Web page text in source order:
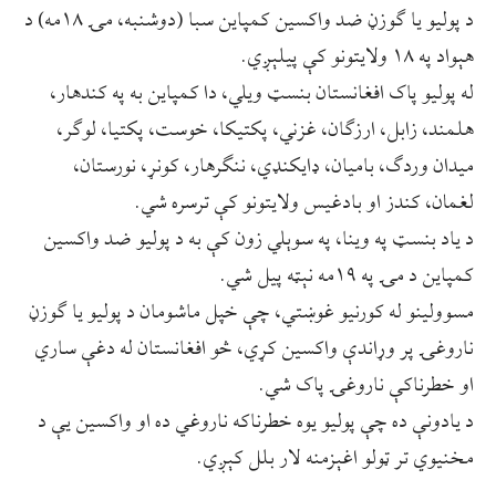
د پولیو یا ګوزڼ ضد واکسین کمپاین سبا (دوشنبه، مۍ ۱۸مه) د
هېواد په ۱۸ ولایتونو کې پیلېږي.
له پولیو پاک افغانستان بنسټ ویلي، دا کمپاین به په کندهار،
هلمند، زابل، ارزګان، غزني، پکتیکا، خوست، پکتیا، لوګر،
میدان وردګ، بامیان، ډایکنډي، ننګرهار، کونړ، نورستان،
لغمان، کندز او بادغیس ولایتونو کې ترسره شي.
د ياد بنسټ په وينا، په سوېلي زون کې به د پولیو ضد واکسین
کمپاین د مۍ په ۱۹مه نېټه پیل شي.
مسوولینو له کورنیو غوښتي، چې خپل ماشومان د پولیو یا ګوزڼ
ناروغۍ پر وړاندې واکسین کړي، څو افغانستان له دغې ساري
او خطرناکې ناروغۍ پاک شي.
د یادونې ده چې پولیو یوه خطرناکه ناروغي ده او واکسین یې د
مخنیوي تر ټولو اغېزمنه لار بلل کېږي.